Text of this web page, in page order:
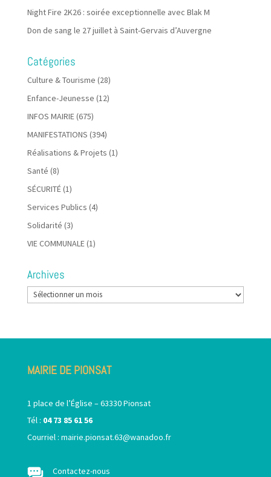
Night Fire 2K26 : soirée exceptionnelle avec Blak M
Don de sang le 27 juillet à Saint-Gervais d’Auvergne
Catégories
Culture & Tourisme (28)
Enfance-Jeunesse (12)
INFOS MAIRIE(675)
MANIFESTATIONS (394)
Réalisations & Projets (1)
Santé (8)
SÉCURITÉ(1)
Services Publics (4)
Solidarité (3)
VIE COMMUNALE(1)
Archives
Archives
MAIRIE DE PIONSAT
1 place de l’Église – 63330 Pionsat
Tél : 04 73 85 61 56
Courriel : mairie.pionsat.63@wanadoo.fr
Contactez-nous